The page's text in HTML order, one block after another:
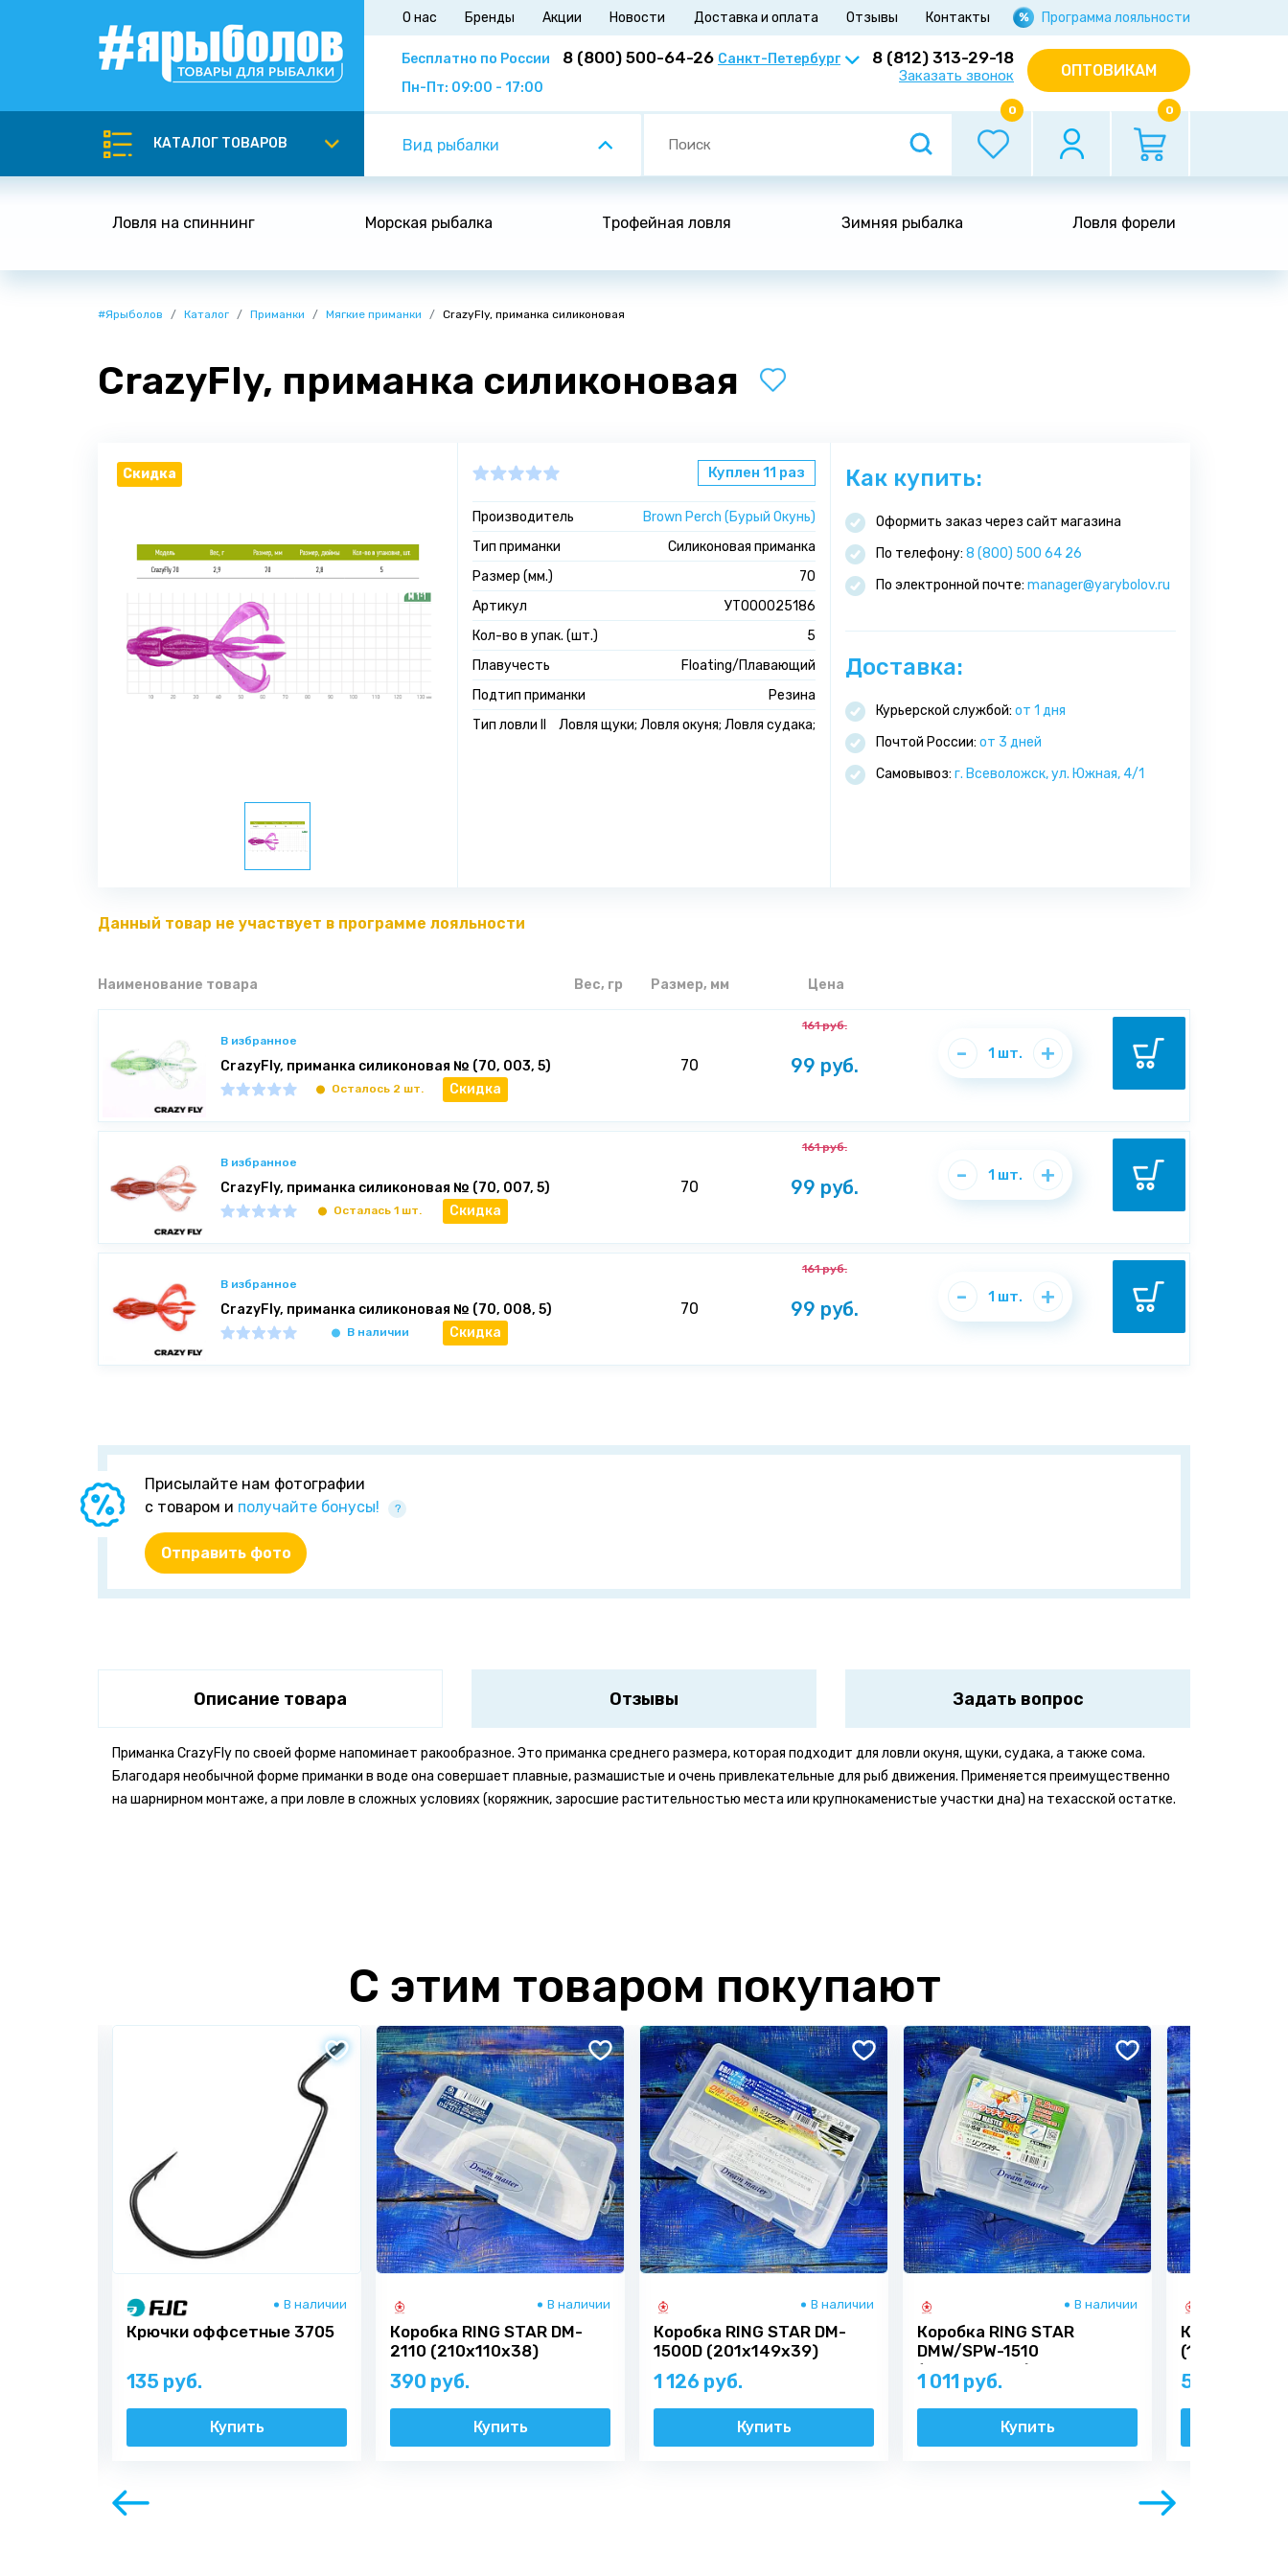
О нас Бренды Акции Новости Доставка и оплата Отзывы Контакты Программа лояльности
Бесплатно по России 8 (800) 500-64-26
Пн-Пт: 09:00 - 17:00
8 (812) 313-29-18
Заказать звонок ОПТОВИКАМ
КАТАЛОГ ТОВАРОВ Вид рыбалки
0 0
Ловля на спиннинг Морская рыбалка Трофейная ловля Зимняя рыбалка Ловля форели
#Ярыболов Каталог Приманки Мягкие приманки CrazyFly, приманка силиконовая
CrazyFly, приманка силиконовая
Скидка Куплен 11 раз
Производитель
Brown Perch (Бурый Окунь)
Тип приманки
Силиконовая приманка
Размер (мм.)
70
Артикул
УТ000025186
Кол-во в упак. (шт.)
5
Плавучесть
Floating/Плавающий
Подтип приманки
Резина
Тип ловли II
Ловля щуки; Ловля окуня; Ловля судака;
Как купить:
Оформить заказ через сайт магазина
По телефону: 8 (800) 500 64 26
По электронной почте: manager@yarybolov.ru
Доставка:
Курьерской службой: от 1 дня
Почтой России: от 3 дней
Самовывоз: г. Всеволожск, ул. Южная, 4/1
Данный товар не участвует в программе лояльности
Наименование товара Вес, гр Размер, мм Цена
В избранное
CrazyFly, приманка силиконовая № (70, 003, 5)
Осталось 2 шт. Скидка
70
161 руб.
99 руб. - 1 шт. +
В избранное
CrazyFly, приманка силиконовая № (70, 007, 5)
Осталась 1 шт. Скидка
70
161 руб.
99 руб. - 1 шт. +
В избранное
CrazyFly, приманка силиконовая № (70, 008, 5)
В наличии Скидка
70
161 руб.
99 руб. - 1 шт. +
Присылайте нам фотографии
с товаром и получайте бонусы! ?
Отправить фото
Описание товара Отзывы Задать вопрос
Приманка CrazyFly по своей форме напоминает ракообразное. Это приманка среднего размера, которая подходит для ловли окуня, щуки, судака, а также сома.
Благодаря необычной форме приманки в воде она совершает плавные, размашистые и очень привлекательные для рыб движения. Применяется преимущественно
на шарнирном монтаже, а при ловле в сложных условиях (коряжник, заросшие растительностью места или крупнокаменистые участки дна) на техасской остатке.
Бонусные баллы начисляются только за отзывы на продукцию SMITH.
поля обязательны для заполнения
Я согласен на
обработку персональных данных
С этим товаром покупают
В наличии
Крючки оффсетные 3705
135 руб.
Купить
В наличии
Коробка RING STAR DM-
2110 (210х110х38)
390 руб.
Купить
В наличии
Коробка RING STAR DM-
1500D (201х149х39)
1 126 руб.
Купить
В наличии
Коробка RING STAR
DMW/SPW-1510
(200х153х40)
1 011 руб.
Купить
Коробка
(114х75х30)
530 руб.